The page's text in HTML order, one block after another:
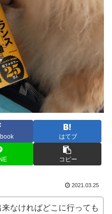
はてブ
コピー
2021.03.25
来なければどこに行っても